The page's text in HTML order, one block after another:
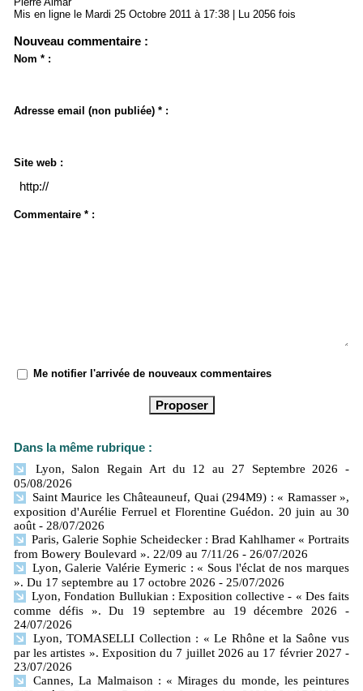
Mis en ligne le Mardi 25 Octobre 2011 à 17:38 | Lu 2056 fois
Nouveau commentaire :
Nom * :
Adresse email (non publiée) * :
Site web :
Commentaire * :
Me notifier l'arrivée de nouveaux commentaires
Dans la même rubrique :
Lyon, Salon Regain Art du 12 au 27 Septembre 2026
-
05/08/2026
Saint Maurice les Châteauneuf, Quai (294M9) : « Ramasser »,
exposition d'Aurélie Ferruel et Florentine Guédon. 20 juin au 30
août - 28/07/2026
Paris, Galerie Sophie Scheidecker : Brad Kahlhamer « Portraits
from Bowery Boulevard ». 22/09 au 7/11/26 - 26/07/2026
Lyon, Galerie Valérie Eymeric : « Sous l'éclat de nos marques
». Du 17 septembre au 17 octobre 2026 - 25/07/2026
Lyon, Fondation Bullukian : Exposition collective - « Des faits
comme défis ». Du 19 septembre au 19 décembre 2026
-
24/07/2026
Lyon, TOMASELLI Collection : « Le Rhône et la Saône vus
par les artistes ». Exposition du 7 juillet 2026 au 17 février 2027 -
23/07/2026
Cannes, La Malmaison : « Mirages du monde, les peintures